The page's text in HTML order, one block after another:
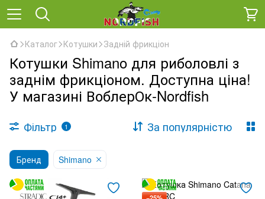
Каталог Котушки Задній фрикціон
Котушки Shimano для риболовлі з
заднім фрикціоном. Доступна ціна!
У магазині ВоблерОк-Nordfish
Фільтр 1 За популярністю
Бренд Shimano